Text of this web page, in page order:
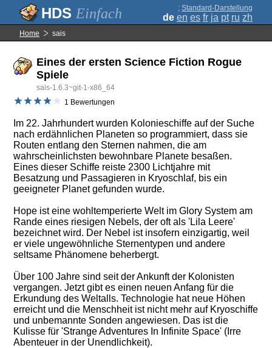
Einfach ; Standard-Darstellung
de en es fr ja pt ru zh
Home sais
Eines der ersten Science Fiction Rogue
Spiele
sais-1.6.3~git-1-x86_64
1 Bewertungen
Im 22. Jahrhundert wurden Kolonieschiffe auf der Suche
nach erdähnlichen Planeten so programmiert, dass sie
Routen entlang den Sternen nahmen, die am
wahrscheinlichsten bewohnbare Planete besaßen.
Eines dieser Schiffe reiste 2300 Lichtjahre mit
Besatzung und Passagieren in Kryoschlaf, bis ein
geeigneter Planet gefunden wurde.
Hope ist eine wohltemperierte Welt im Glory System am
Rande eines riesigen Nebels, der oft als 'Lila Leere'
bezeichnet wird. Der Nebel ist insofern einzigartig, weil
er viele ungewöhnliche Sternentypen und andere
seltsame Phänomene beherbergt.
Über 100 Jahre sind seit der Ankunft der Kolonisten
vergangen. Jetzt gibt es einen neuen Anfang für die
Erkundung des Weltalls. Technologie hat neue Höhen
erreicht und die Menschheit ist nicht mehr auf Kryoschiffe
und unbemannte Sonden angewiesen. Das ist die
Kulisse für 'Strange Adventures In Infinite Space' (Irre
Abenteuer in der Unendlichkeit).